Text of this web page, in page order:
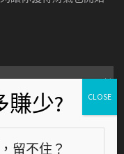
版權所有，
留不住？